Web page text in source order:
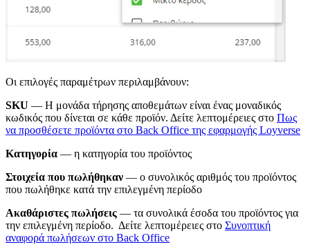
Οι επιλογές παραμέτρων περιλαμβάνουν:
SKU — Η μονάδα τήρησης αποθεμάτων είναι ένας μοναδικός
κωδικός που δίνεται σε κάθε προϊόν. Δείτε λεπτομέρειες στο Πως
να προσθέσετε προϊόντα στο Back Office της εφαρμογής Loyverse
Κατηγορία — η κατηγορία του προϊόντος
Στοιχεία που πωλήθηκαν — ο συνολικός αριθμός του προϊόντος
που πωλήθηκε κατά την επιλεγμένη περίοδο
Ακαθάριστες πωλήσεις — τα συνολικά έσοδα του προϊόντος για
την επιλεγμένη περίοδο. Δείτε λεπτομέρειες στο Συνοπτική
αναφορά πωλήσεων στο Back Office